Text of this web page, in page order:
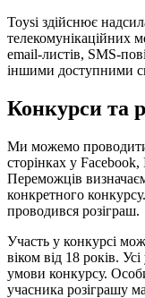
Toysi здійснює
телекомунікаційних
email-листів, SMS-
іншими доступними
Конкурси та
Ми можемо проводити
сторінках у
Переможців
конкретного
проводився розіграш.
Участь у конкурсі
віком від 18 років.
умови конкурсу.
учасника розіграшу